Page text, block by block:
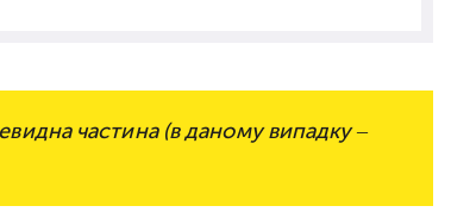
частина (в даному випадку –